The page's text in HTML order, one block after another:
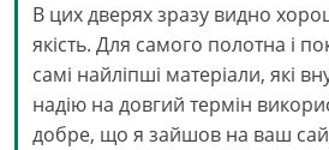
В цих дверях зразу видно
якість. Для самого полотна і
самі найліпші матеріали, які
надію на довгий термін
добре, що я зайшов на ваш